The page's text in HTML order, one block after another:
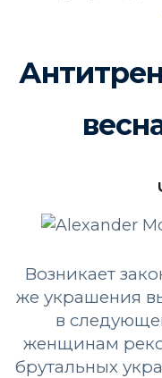
Возникает
же украшения
в
женщинам
брутальных